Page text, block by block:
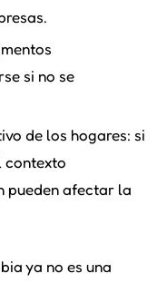
si no se
de los hogares: si
contexto
pueden afectar la
ya no es una